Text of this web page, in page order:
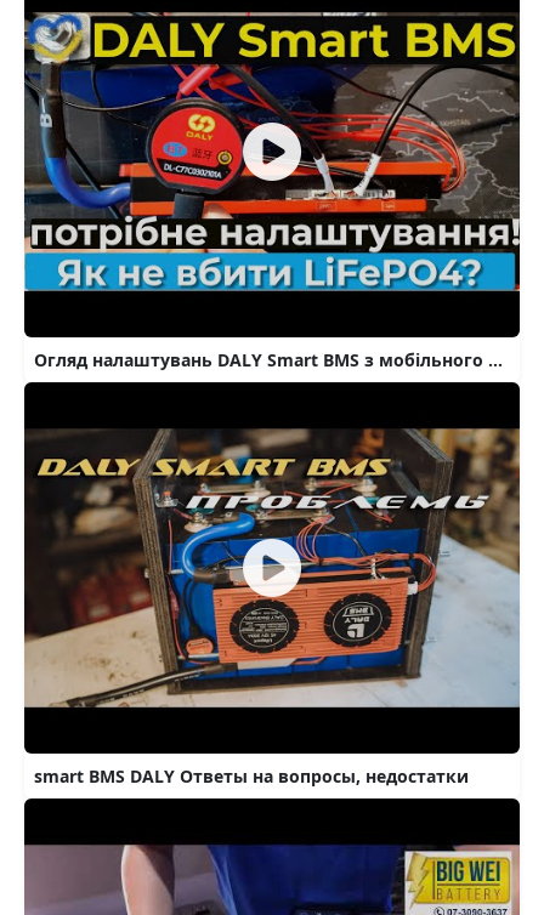
Огляд налаштувань DALY Smart BMS з мобільного та з ПК, або як не вбити свої lifepo4 акумулятори.
smart BMS DALY Ответы на вопросы, недостатки